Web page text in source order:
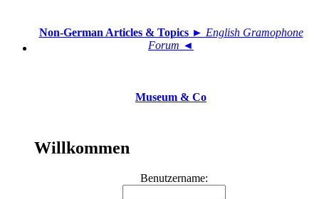
Non-German Articles & Topics► English Gramophone
Forum ◄
Museum & Co
Willkommen
Benutzername: